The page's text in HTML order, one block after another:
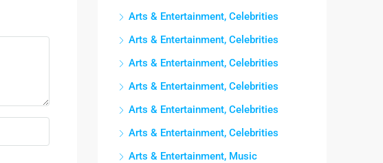
Arts & Entertainment, Celebrities
Arts & Entertainment, Celebrities
Arts & Entertainment, Celebrities
Arts & Entertainment, Celebrities
Arts & Entertainment, Celebrities
Arts & Entertainment, Celebrities
Arts & Entertainment, Music